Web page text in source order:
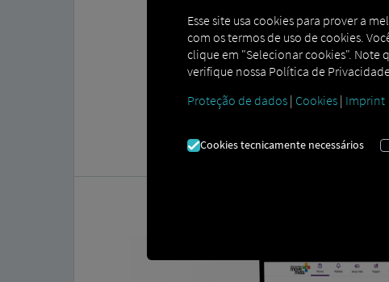
Esse site usa cookies para prover a
com os termos de uso de cookies.
clique em "Selecionar cookies". Note
verifique nossa Política de
Proteção de dados | Cookies | Imprint
Cookies tecnicamente necessários